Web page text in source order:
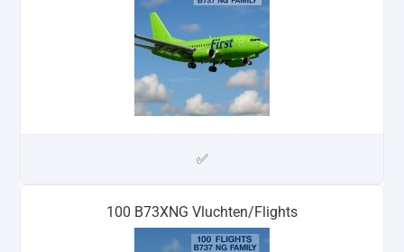
✅
100 B73XNG Vluchten/Flights